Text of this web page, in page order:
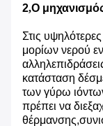
2,Ο
Στις
μορίων νερού
κατάσταση
των γύρω
πρέπει να